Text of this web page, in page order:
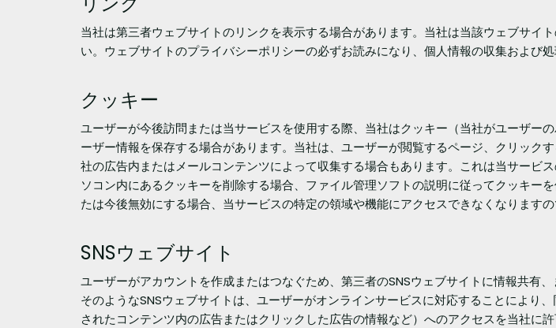
当社は第三者ウェブサイトのリンクを表示する場合があります。当社は当該ウェブサイ
い。ウェブサイトのプライバシーポリシーの必ずお読みになり、個人情報の収集および
クッキー
ユーザーが今後訪問または当サービスを使用する際、当社はクッキー（当社がユーザ
ーザー情報を保存する場合があります。当社は、ユーザーが閲覧するページ、クリック
社の広告内またはメールコンテンツによって収集する場合もあります。これは当サー
ソコン内にあるクッキーを削除する場合、ファイル管理ソフトの説明に従ってクッキー
たは今後無効にする場合、当サービスの特定の領域や機能にアクセスできなくなりますの
SNSウェブサイト
ユーザーがアカウントを作成またはつなぐため、第三者のSNSウェブサイトに情報共有
そのようなSNSウェブサイトは、ユーザーがオンラインサービスに対応することにより
されたコンテンツ内の広告またはクリックした広告の情報など）へのアクセスを当社